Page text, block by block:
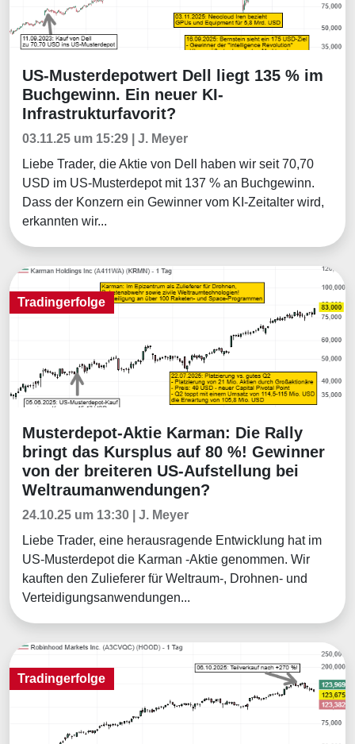
Tradingerfolge
US-Musterdepotwert Dell liegt 135 % im
Buchgewinn. Ein neuer KI-
Infrastrukturfavorit?
03.11.25 um 15:29 | J. Meyer
Liebe Trader, die Aktie von Dell haben wir seit 70,70
USD im US-Musterdepot mit 137 % an Buchgewinn.
Dass der Konzern ein Gewinner vom KI-Zeitalter wird,
erkannten wir...
Tradingerfolge
Tradingerfolge
Musterdepot-Aktie Karman: Die Rally
bringt das Kursplus auf 80 %! Gewinner
von der breiteren US-Aufstellung bei
Weltraumanwendungen?
24.10.25 um 13:30 | J. Meyer
Liebe Trader, eine herausragende Entwicklung hat im
US-Musterdepot die Karman -Aktie genommen. Wir
kauften den Zulieferer für Weltraum-, Drohnen- und
Verteidigungsanwendungen...
Tradingerfolge